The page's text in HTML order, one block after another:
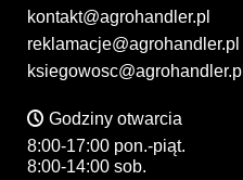
kontakt@agrohandler.pl
reklamacje@agrohandler.pl
ksiegowosc@agrohandler.pl
Godziny otwarcia
8:00-17:00 pon.-piąt.
8:00-14:00 sob.